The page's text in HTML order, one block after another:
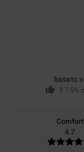
basato
Il 75%
Comfort
4.7